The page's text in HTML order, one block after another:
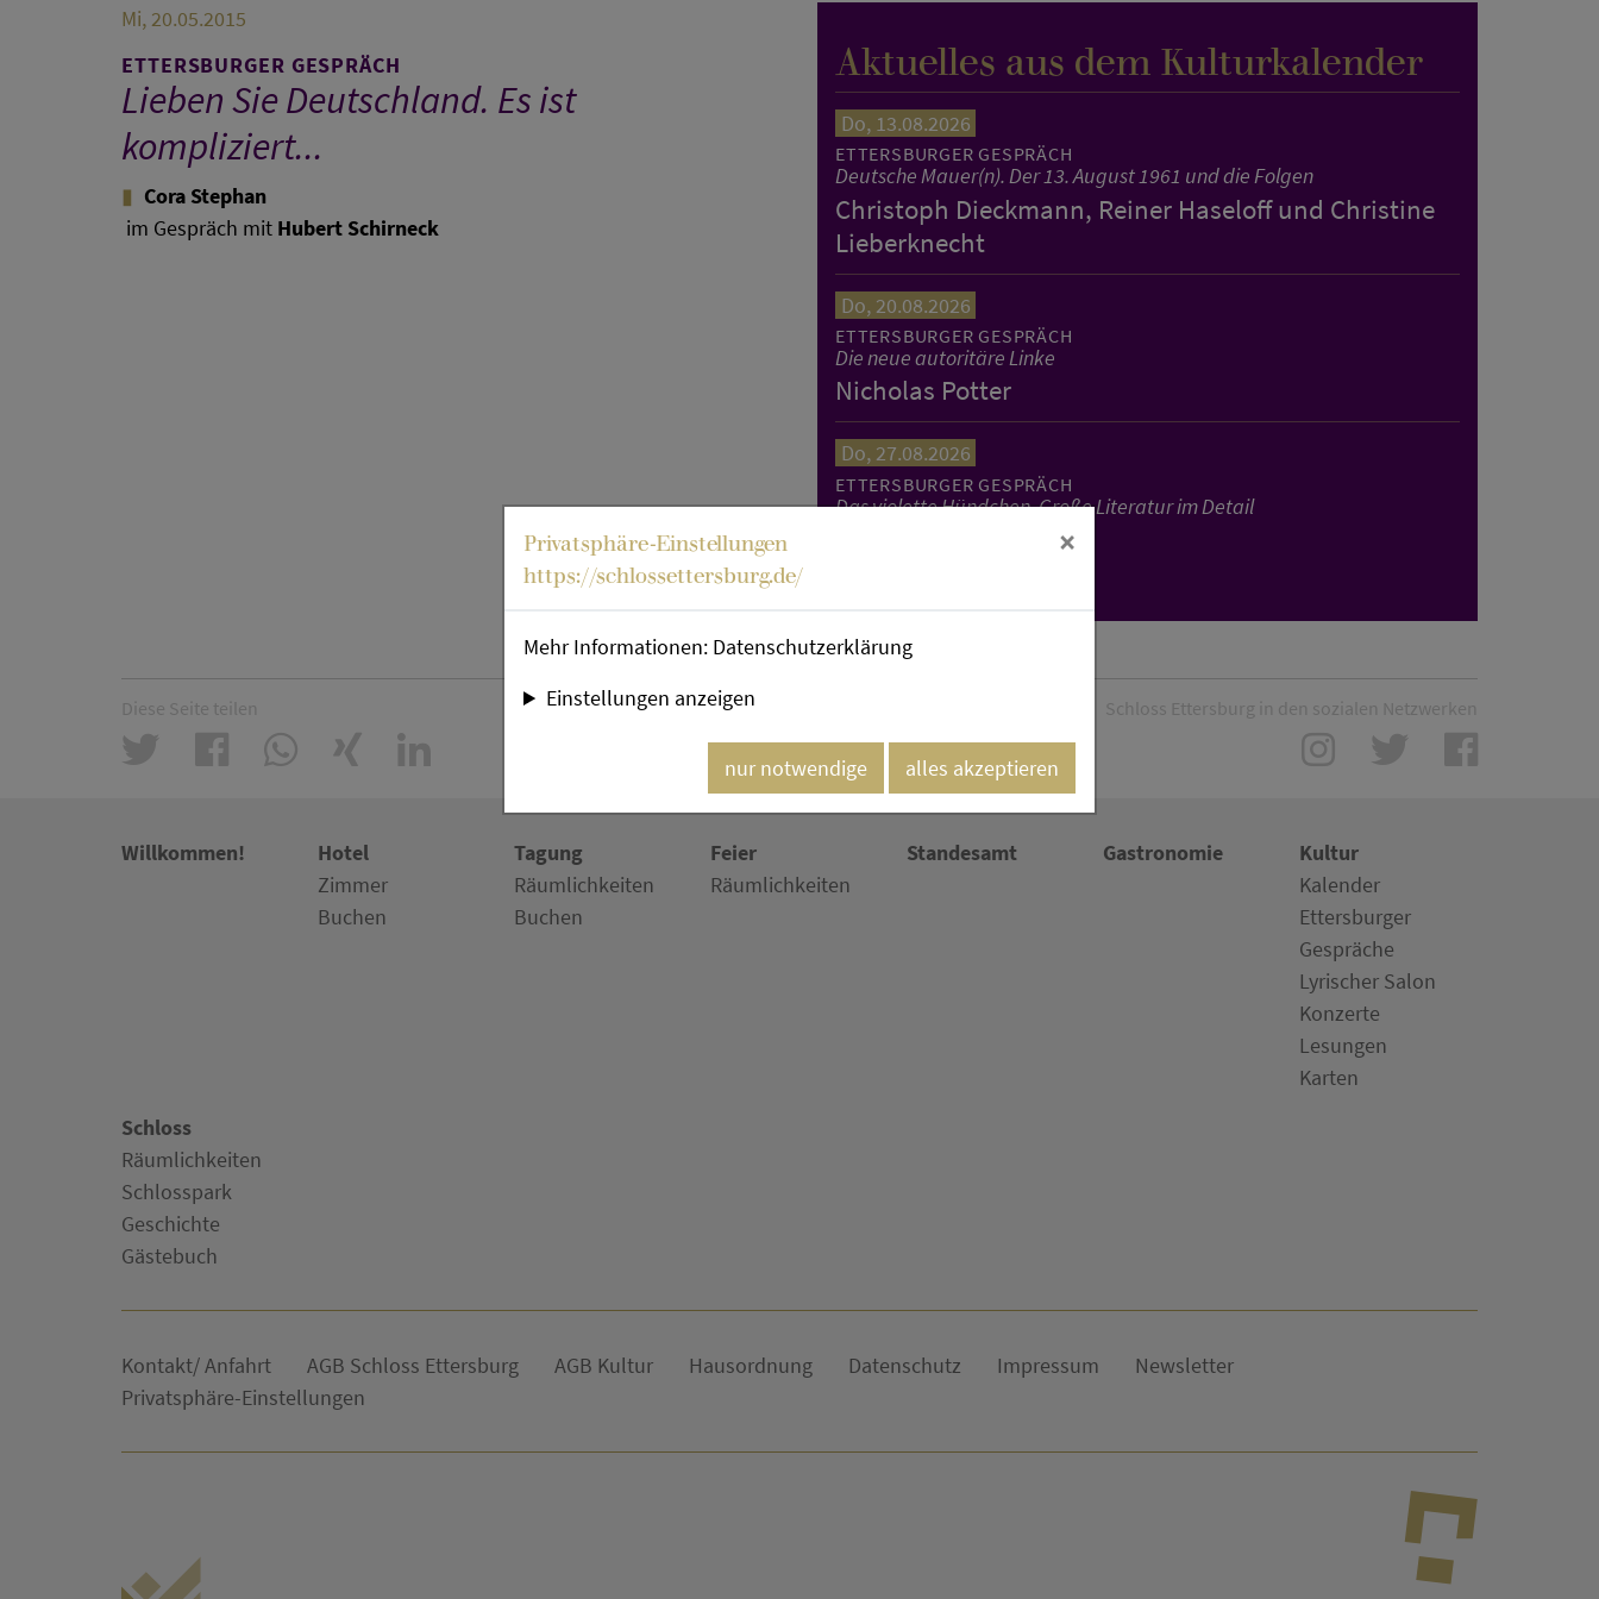
Mi, 20.05.2015
ETTERSBURGER GESPRÄCH
Lieben Sie Deutschland. Es ist
kompliziert...
Cora Stephan
im Gespräch mit Hubert Schirneck
Aktuelles aus dem Kulturkalender
Do, 13.08.2026
ETTERSBURGER GESPRÄCH
Deutsche Mauer(n). Der 13. August 1961 und die Folgen
Christoph Dieckmann, Reiner Haseloff und Christine
Lieberknecht
Do, 20.08.2026
ETTERSBURGER GESPRÄCH
Die neue autoritäre Linke
Nicholas Potter
Do, 27.08.2026
ETTERSBURGER GESPRÄCH
Das violette Hündchen. Große Literatur im Detail
Diese Seite teilen Schloss Ettersburg in den sozialen Netzwerken
Willkommen!
Hotel
Zimmer
Buchen
Tagung
Räumlichkeiten
Buchen
Feier
Räumlichkeiten
Standesamt Gastronomie
Kultur
Kalender
Ettersburger
Gespräche
Lyrischer Salon
Konzerte
Lesungen
Karten
Schloss
Räumlichkeiten
Schlosspark
Geschichte
Gästebuch
Kontakt/ Anfahrt AGB Schloss Ettersburg AGB Kultur Hausordnung Datenschutz Impressum
Newsletter
Privatsphäre-Einstellungen
Privatsphäre-Einstellungen
https://schlossettersburg.de/
×
Mehr Informationen: Datenschutzerklärung
Einstellungen anzeigen
nur notwendige alles akzeptieren